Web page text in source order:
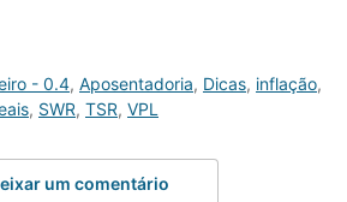
- 0.4, Aposentadoria, Dicas, inflação,
, SWR, TSR, VPL
um comentário